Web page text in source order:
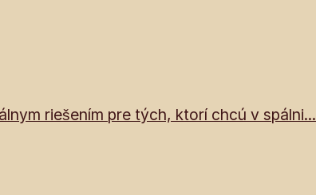
riešením pre tých, ktorí chcú v spálni...